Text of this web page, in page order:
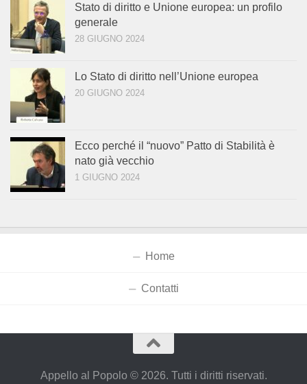
Stato di diritto e Unione europea: un profilo
generale
28 GIUGNO 2024
Lo Stato di diritto nell’Unione europea
20 GIUGNO 2024
Ecco perché il “nuovo” Patto di Stabilità è
nato già vecchio
1 GIUGNO 2024
Home
Contatti
Appello al Popolo © 2026. Tutti i diritti riservati.